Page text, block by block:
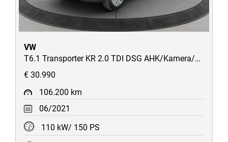
VW
T6.1 Transporter KR 2.0 TDI DSG AHK/Kamera/Navi/Tempomat/uvm
€ 30.990
106.200 km
06/2021
110 kW/ 150 PS